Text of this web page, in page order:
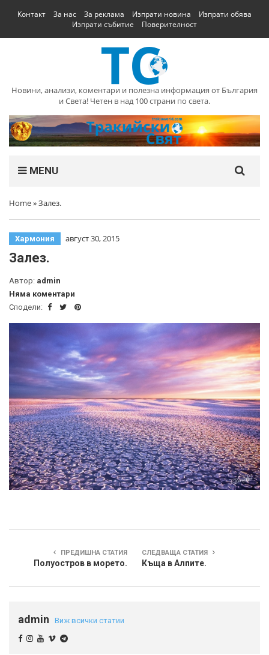
Контакт За нас За реклама Изпрати новина
Изпрати обява
Изпрати събитие
Поверителност
Новини, анализи, коментари и полезна информация от България
и Света! Четен в над 100 страни по света.
MENU
Home»Залез.
Хармония август 30, 2015
Залез.
Автор: admin
Няма коментари
Сподели:
ПРЕДИШНА СТАТИЯ
Полуостров в морето.
СЛЕДВАЩА СТАТИЯ
Къща в Алпите.
admin Виж всички статии